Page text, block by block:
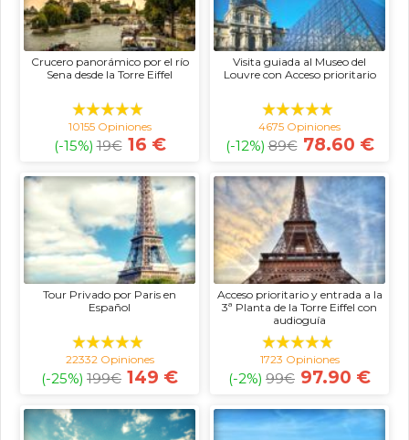
Crucero panorámico por el río
Sena desde la Torre Eiffel
10155 Opiniones
(-15%) 19€ 16 €
Visita guiada al Museo del
Louvre con Acceso prioritario
4675 Opiniones
(-12%) 89€ 78.60 €
Tour Privado por Paris en
Español
22332 Opiniones
(-25%) 199€ 149 €
Acceso prioritario y entrada a la
3ª Planta de la Torre Eiffel con
audioguía
1723 Opiniones
(-2%) 99€ 97.90 €